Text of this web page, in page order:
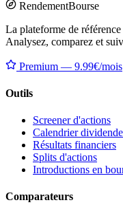
RendementBourse
La plateforme de
Analysez, comparez et
Premium — 9.99€/mois
Outils
Screener d'actions
Calendrier
Résultats financiers
Splits d'actions
Introductions en
Comparateurs